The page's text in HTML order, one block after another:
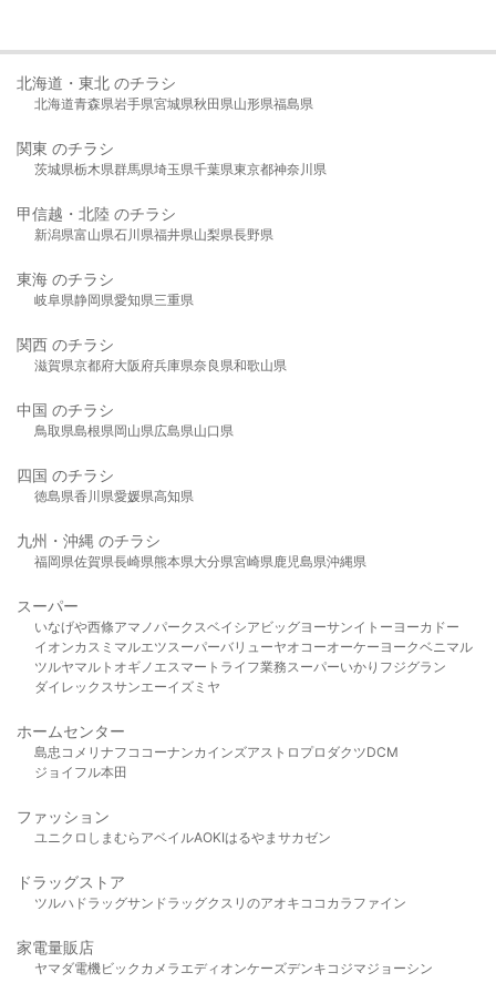
北海道・東北 のチラシ
北海道青森県岩手県宮城県秋田県山形県福島県
関東 のチラシ
茨城県栃木県群馬県埼玉県千葉県東京都神奈川県
甲信越・北陸 のチラシ
新潟県富山県石川県福井県山梨県長野県
東海 のチラシ
岐阜県静岡県愛知県三重県
関西 のチラシ
滋賀県京都府大阪府兵庫県奈良県和歌山県
中国 のチラシ
鳥取県島根県岡山県広島県山口県
四国 のチラシ
徳島県香川県愛媛県高知県
九州・沖縄 のチラシ
福岡県佐賀県長崎県熊本県大分県宮崎県鹿児島県沖縄県
スーパー
いなげや西條アマノパークスベイシア ビッグヨーサンイトーヨーカドー
イオンカスミ マルエツスーパーバリューヤオコーオーケー ヨークベニマル
ツルヤマルト オギノ エスマート ライフ業務スーパーいかり フジグラン
ダイレックスサンエーイズミヤ
ホームセンター
島忠 コメリ ナフコ コーナンカインズアストロプロダクツDCM
ジョイフル本田
ファッション
ユニクロ しまむら アベイルAOKIはるやま サカゼン
ドラッグストア
ツルハドラッグサンドラッグクスリのアオキ ココカラファイン
家電量販店
ヤマダ電機ビックカメラ エディオンケーズデンキ コジマジョーシン